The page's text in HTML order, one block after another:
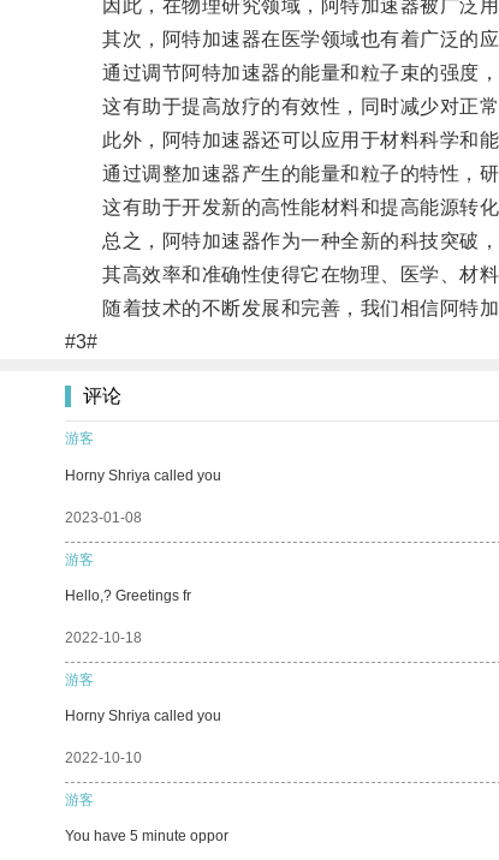
因此，在物理研究领域，阿特加速器被广泛用
其次，阿特加速器在医学领域也有着广泛的应
通过调节阿特加速器的能量和粒子束的强度，
这有助于提高放疗的有效性，同时减少对正常
此外，阿特加速器还可以应用于材料科学和能
通过调整加速器产生的能量和粒子的特性，研
这有助于开发新的高性能材料和提高能源转化
总之，阿特加速器作为一种全新的科技突破，
其高效率和准确性使得它在物理、医学、材料
随着技术的不断发展和完善，我们相信阿特加
#3#
评论
游客
Horny Shriya called you
2023-01-08
游客
Hello,? Greetings fr
2022-10-18
游客
Horny Shriya called you
2022-10-10
游客
You have 5 minute oppor